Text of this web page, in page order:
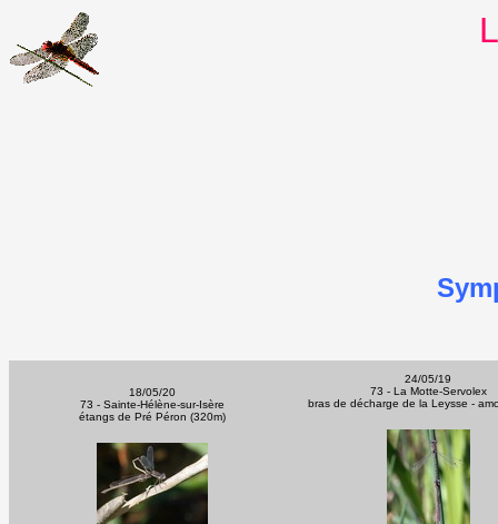
18/05/20
73 - Sainte-Hélène-sur-Isère
étangs de Pré Péron (320m)
24/05/19
73 - La Motte-Servolex
bras de décharge de la Leysse -